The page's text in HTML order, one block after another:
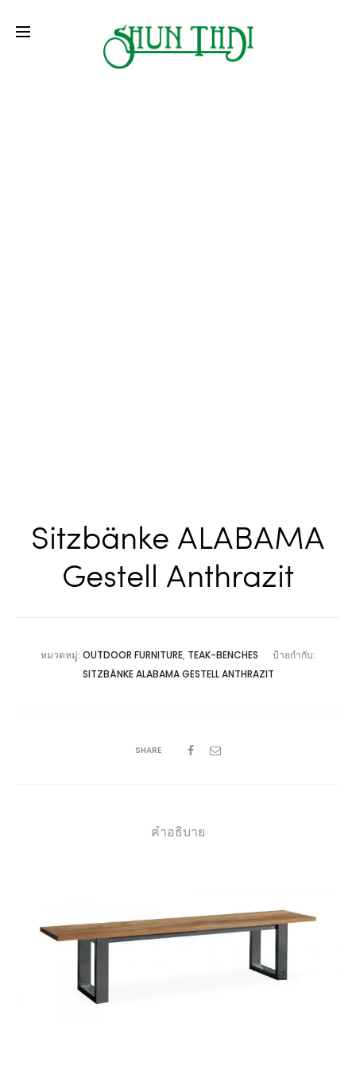
Sitzbänke ALABAMA
Gestell Anthrazit
หมวดหมู่: OUTDOOR FURNITURE, TEAK-BENCHES
ป้ายกำกับ:
SITZBÄNKE ALABAMA GESTELL ANTHRAZIT
SHARE
คำอธิบาย